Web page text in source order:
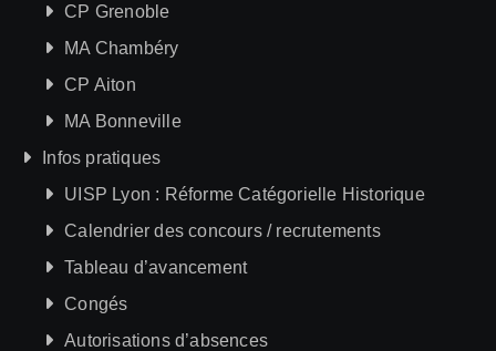
CP Grenoble
MA Chambéry
CP Aiton
MA Bonneville
Infos pratiques
UISP Lyon : Réforme Catégorielle Historique
Calendrier des concours / recrutements
Tableau d’avancement
Congés
Autorisations d’absences